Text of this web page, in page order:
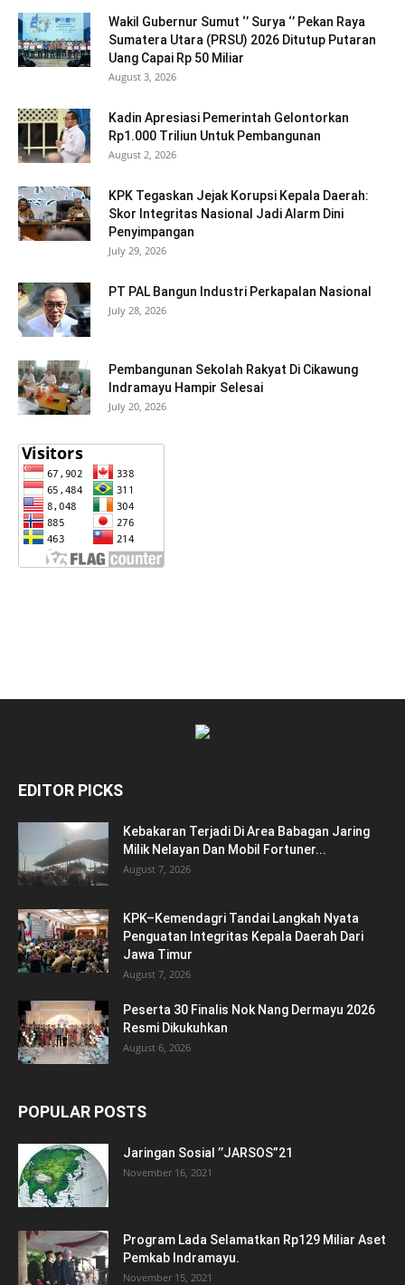
Wakil Gubernur Sumut ‘’ Surya ‘’ Pekan Raya
Sumatera Utara (PRSU) 2026 Ditutup Putaran
Uang Capai Rp 50 Miliar
August 3, 2026
Kadin Apresiasi Pemerintah Gelontorkan
Rp1.000 Triliun Untuk Pembangunan
August 2, 2026
KPK Tegaskan Jejak Korupsi Kepala Daerah:
Skor Integritas Nasional Jadi Alarm Dini
Penyimpangan
July 29, 2026
PT PAL Bangun Industri Perkapalan Nasional
July 28, 2026
Pembangunan Sekolah Rakyat Di Cikawung
Indramayu Hampir Selesai
July 20, 2026
EDITOR PICKS
Kebakaran Terjadi Di Area Babagan Jaring
Milik Nelayan Dan Mobil Fortuner...
August 7, 2026
KPK–Kemendagri Tandai Langkah Nyata
Penguatan Integritas Kepala Daerah Dari
Jawa Timur
August 7, 2026
Peserta 30 Finalis Nok Nang Dermayu 2026
Resmi Dikukuhkan
August 6, 2026
POPULAR POSTS
Jaringan Sosial ’’JARSOS”21
November 16, 2021
Program Lada Selamatkan Rp129 Miliar Aset
Pemkab Indramayu.
November 15, 2021